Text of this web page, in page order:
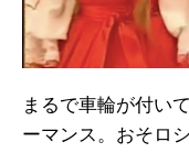
まるで車輪が付い
ーマンス。おそロ